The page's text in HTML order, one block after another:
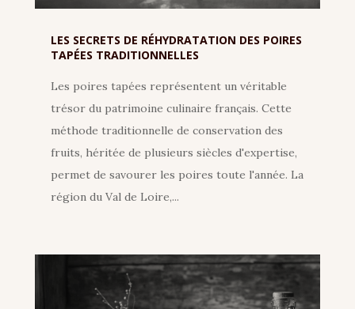
LES SECRETS DE RÉHYDRATATION DES POIRES
TAPÉES TRADITIONNELLES
Les poires tapées représentent un véritable
trésor du patrimoine culinaire français. Cette
méthode traditionnelle de conservation des
fruits, héritée de plusieurs siècles d'expertise,
permet de savourer les poires toute l'année. La
région du Val de Loire,...